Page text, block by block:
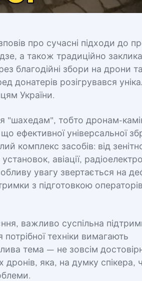
про сучасні підходи до
а також традиційно
благодійні збори на дрони та
донатерів розігрувався
України.
"шахедам", тобто дронам-
ефективної універсальної
комплекс засобів: від
авіації,
увагу звертається на
з підготовкою операторів
важливо суспільна
техніки вимагають
тема — не зовсім
яка, на думку спікера,